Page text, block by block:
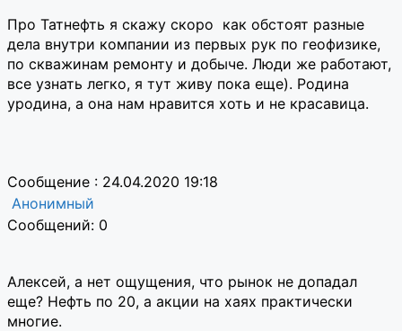
Про Татнефть я скажу скоро как обстоят разные
дела внутри компании из первых рук по геофизике,
по скважинам ремонту и добыче. Люди же работают,
все узнать легко, я тут живу пока еще). Родина
уродина, а она нам нравится хоть и не красавица.
Сообщение : 24.04.2020 19:18
Анонимный
Сообщений: 0
Алексей, а нет ощущения, что рынок не допадал
еще? Нефть по 20, а акции на хаях практически
многие.